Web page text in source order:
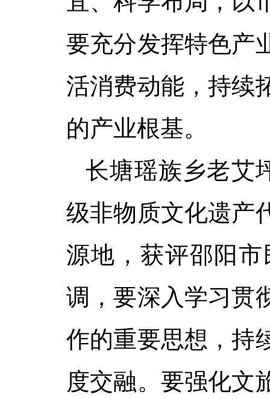
要充分发挥特色产
活消费动能，持续
的产业根基。
长塘瑶族乡老艾
级非物质文化遗产
源地，获评邵阳
调，要深入学习贯
作的重要思想，持
度交融。 要强化文